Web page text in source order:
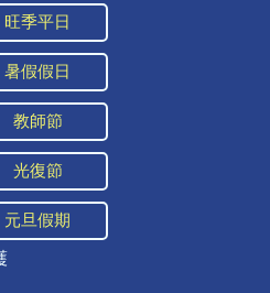
有版主能看見
客滿了！謝謝！
有版主能看見
提供停車位喔，民宿鄰近收費
元/1晚），或是要找路邊停車格
旺季平日
暑假假日
教師節
光復節
元旦假期